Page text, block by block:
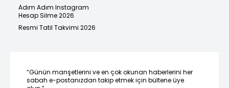
Adım Adım Instagram
Hesap Silme 2026
Resmi Tatil Takvimi 2026
“Günün manşetlerini ve en çok okunan haberlerini her
sabah e-postanızdan takip etmek için bültene üye